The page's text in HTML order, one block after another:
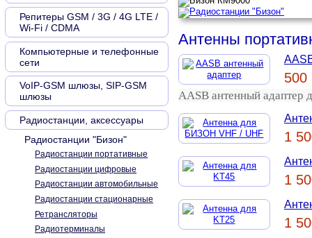
Антенны
500
AASB антенный адаптер
1
1
1
Репитеры GSM / 3G / 4G LTE /
Wi-Fi / CDMA
Компьютерные и телефонные
сети
VoIP-GSM шлюзы, SIP-GSM
шлюзы
Радиостанции, аксессуары
Радиостанции "Бизон"
Радиостанции портативные
Радиостанции цифровые
Радиостанции автомобильные
Радиостанции стационарные
Ретрансляторы
Радиотерминалы